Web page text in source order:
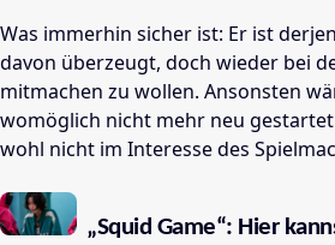
Was immerhin sicher ist: Er ist
davon überzeugt, doch wieder bei
mitmachen zu wollen. Ansonsten
womöglich nicht mehr neu
wohl nicht im Interesse des
„Squid Game“: Hier